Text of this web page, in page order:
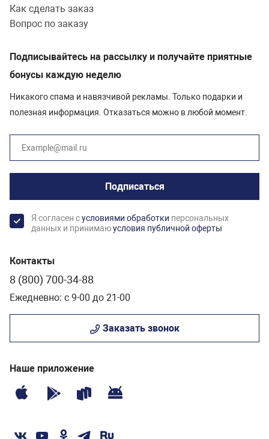
Как сделать заказ
Вопрос по заказу
Подписывайтесь на рассылку и получайте приятные
бонусы каждую неделю
Никакого спама и навязчивой рекламы. Только подарки и
полезная информация. Отказаться можно в любой момент.
Подписаться
Я согласен сусловиями обработки персональных
данных и принимаюусловия публичной оферты
Контакты
8 (800) 700-34-88
Ежедневно: с 9-00 до 21-00
Заказать звонок
Наше приложение